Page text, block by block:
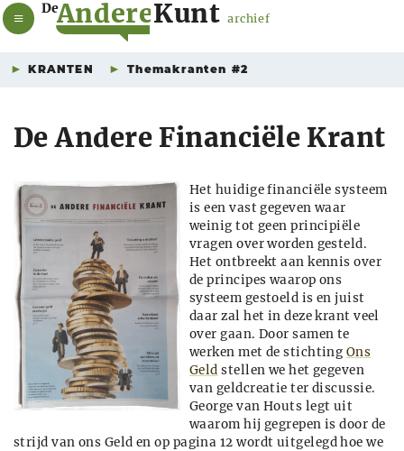
DeAndereKunt archief
KRANTEN Themakranten #2
De Andere Financiële Krant
Het huidige financiële systeem
is een vast gegeven waar
weinig tot geen principiële
vragen over worden gesteld.
Het ontbreekt aan kennis over
de principes waarop ons
systeem gestoeld is en juist
daar zal het in deze krant veel
over gaan. Door samen te
werken met de stichting Ons
Geld stellen we het gegeven
van geldcreatie ter discussie.
George van Houts legt uit
waarom hij gegrepen is door de
strijd van ons Geld en op pagina 12 wordt uitgelegd hoe we